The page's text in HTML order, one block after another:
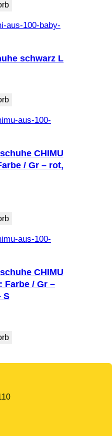
schwarz L
CHIMU
/ Gr – rot,
CHIMU
Farbe / Gr –
S